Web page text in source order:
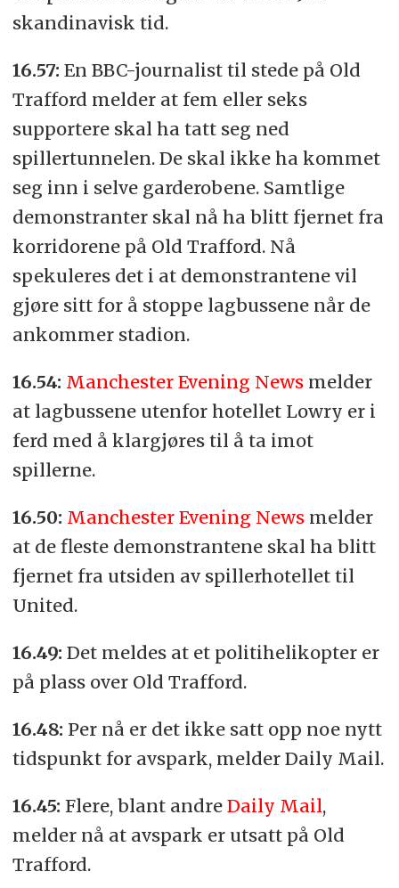
skandinavisk tid.
16.57: En BBC-journalist til stede på Old
Trafford melder at fem eller seks
supportere skal ha tatt seg ned
spillertunnelen. De skal ikke ha kommet
seg inn i selve garderobene. Samtlige
demonstranter skal nå ha blitt fjernet fra
korridorene på Old Trafford. Nå
spekuleres det i at demonstrantene vil
gjøre sitt for å stoppe lagbussene når de
ankommer stadion.
16.54: Manchester Evening Newsmelder
at lagbussene utenfor hotellet Lowry er i
ferd med å klargjøres til å ta imot
spillerne.
16.50: Manchester Evening Newsmelder
at de fleste demonstrantene skal ha blitt
fjernet fra utsiden av spillerhotellet til
United.
16.49: Det meldes at et politihelikopter er
på plass over Old Trafford.
16.48: Per nå er det ikke satt opp noe nytt
tidspunkt for avspark, melder Daily Mail.
16.45: Flere, blant andre Daily Mail,
melder nå at avspark er utsatt på Old
Trafford.